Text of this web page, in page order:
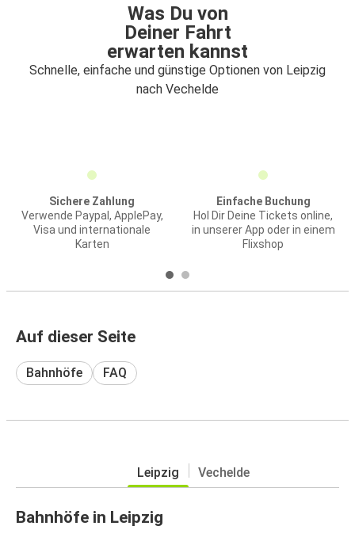
Was Du von
Deiner Fahrt
erwarten kannst
Schnelle, einfache und günstige Optionen von Leipzig
nach Vechelde
Sichere Zahlung
Verwende Paypal, ApplePay,
Visa und internationale
Karten
Einfache Buchung
Hol Dir Deine Tickets online,
in unserer App oder in einem
Flixshop
Auf dieser Seite
Bahnhöfe FAQ
Leipzig Vechelde
Bahnhöfe in Leipzig